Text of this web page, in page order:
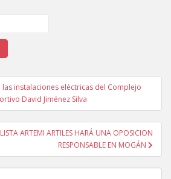
entradas
instalaciones eléctricas del Complejo
David Jiménez Silva
ARTEMI ARTILES HARÁ UNA OPOSICION
RESPONSABLE EN MOGÁN